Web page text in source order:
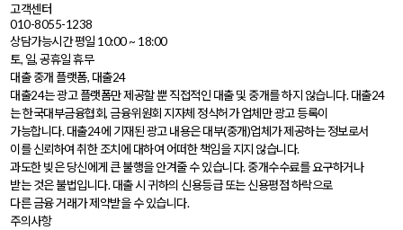
고객센터
010-8055-1238
상담가능시간 평일 10:00 ~ 18:00
토, 일, 공휴일 휴무
대출 중개 플랫폼, 대출24
대출24는 광고 플랫폼만 제공할 뿐 직접적인 대출 및 중개를 하지 않습니다. 대출24
는 한국대부금융협회, 금융위원회 지자체 정식허가 업체만 광고 등록이
가능합니다. 대출24에 기재된 광고 내용은 대부(중개)업체가 제공하는 정보로서
이를 신뢰하여 취한 조치에 대하여 어떠한 책임을 지지 않습니다.
과도한 빚은 당신에게 큰 불행을 안겨줄 수 있습니다. 중개수수료를 요구하거나
받는 것은 불법입니다. 대출 시 귀하의 신용등급 또는 신용평점 하락으로
다른 금융 거래가 제약받을 수 있습니다.
주의사항